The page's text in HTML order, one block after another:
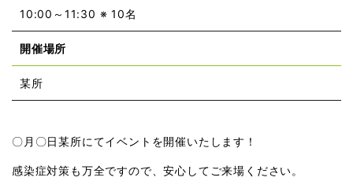
10:00～11:30 ※ 10名
開催場所
某所
〇月〇日某所にてイベントを開催いたします！
感染症対策も万全ですので、安心してご来場ください。